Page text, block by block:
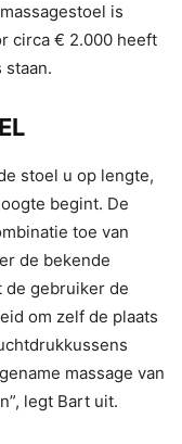
is
circa € 2.000 heeft
staan.
stoel u op lengte,
begint. De
toe van
de bekende
de gebruiker de
om zelf de plaats
massage van
legt Bart uit.